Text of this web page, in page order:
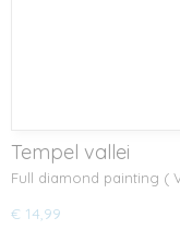
Tempel vallei
Full diamond painting (
€ 14,99